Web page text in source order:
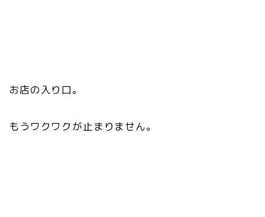
お店の入り口。
もうワクワクが止まりません。